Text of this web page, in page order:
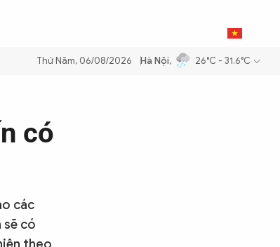
đảm bảo an ninh năng lượng quốc gia Thực hiện Nghị
Thứ Năm, 06/08/2026 Hà Nội, 26°C - 31.6°C
có
các
sẽ có